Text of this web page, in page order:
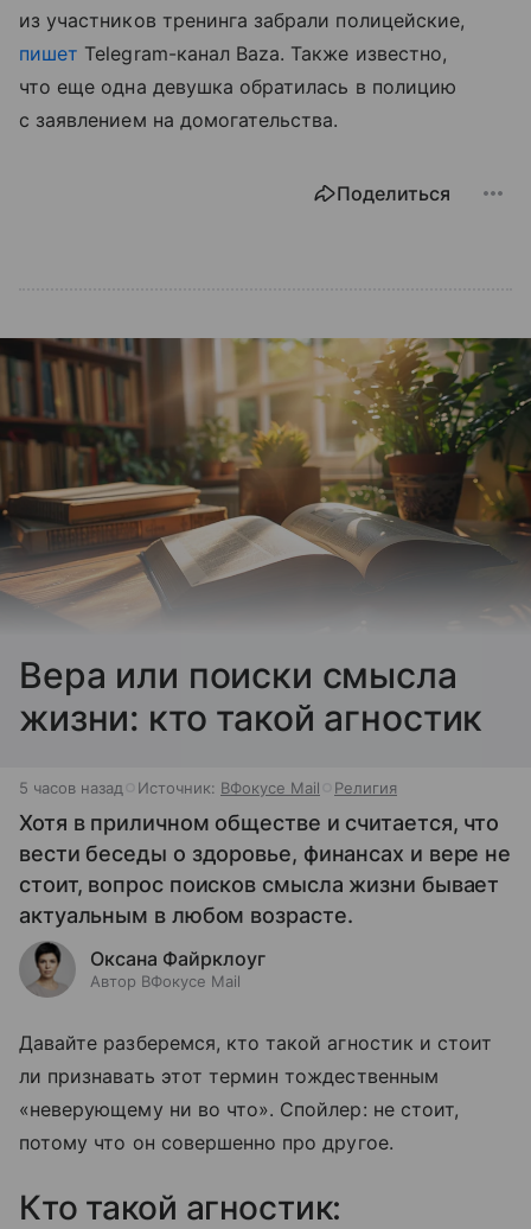
из участников тренинга забрали полицейские,
пишет Telegram-канал Baza. Также известно,
что еще одна девушка обратилась в полицию
с заявлением на домогательства.
Поделиться
Вера или поиски смысла
жизни: кто такой агностик
5 часов назад Источник: ВФокусе Mail Религия
Хотя в приличном обществе и считается, что
вести беседы о здоровье, финансах и вере не
стоит, вопрос поисков смысла жизни бывает
актуальным в любом возрасте.
Оксана Файрклоуг
Автор ВФокусе Mail
Давайте разберемся, кто такой агностик и стоит
ли признавать этот термин тождественным
«неверующему ни во что». Спойлер: не стоит,
потому что он совершенно про другое.
Кто такой агностик: